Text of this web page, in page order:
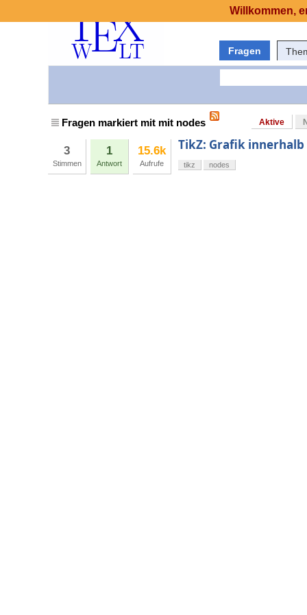
Fragen
Fragen markiert mit mit nodes Aktive
3
Stimmen
1
Antwort
15.6k
Aufrufe
TikZ: Grafik
tikz nodes
Willkommen,